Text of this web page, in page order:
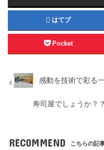
はてブ
Pocket
感動を技術で彩る
寿司屋でしょうか？
RECOMMEND こちらの記